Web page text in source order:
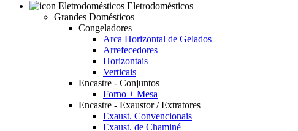
Eletrodomésticos
Grandes Domésticos
Congeladores
Arca Horizontal de Gelados
Arrefecedores
Horizontais
Verticais
Encastre - Conjuntos
Forno + Mesa
Encastre - Exaustor / Extratores
Exaust. Convencionais
Exaust. de Chaminé